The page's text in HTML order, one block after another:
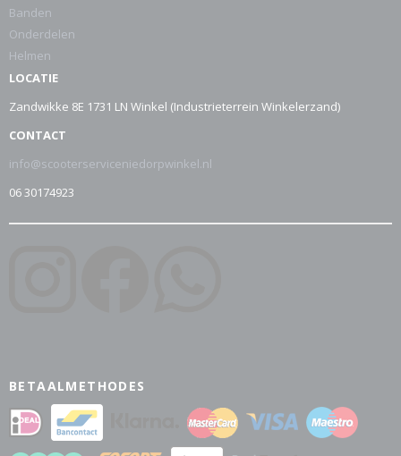
Banden
Onderdelen
Helmen
LOCATIE
Zandwikke 8E 1731 LN Winkel (Industrieterrein Winkelerzand)
CONTACT
info@scooterserviceniedorpwinkel.nl
06 30174923
BETAALMETHODES